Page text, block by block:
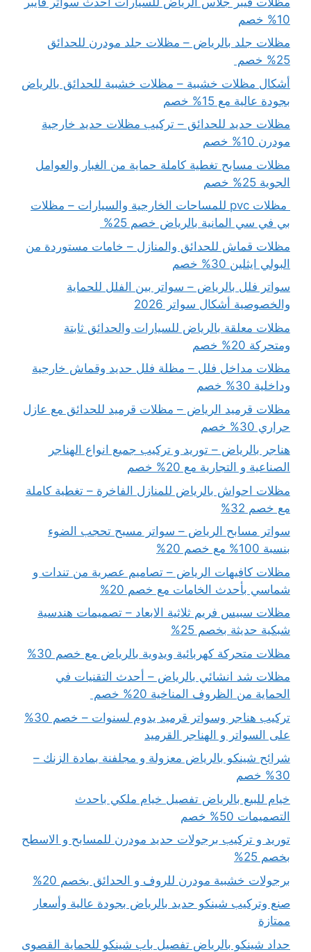
10% خصم
مظلات جلد بالرياض – مظلات جلد مودرن للحدائق
25% خصم
أشكال مظلات خشبية – مظلات خشبية للحدائق بالرياض
بجودة عالية مع 15% خصم
مظلات حديد للحدائق – تركيب مظلات حديد خارجية
مودرن 10% خصم
مظلات مسابح تغطية كاملة حماية من الغبار والعوامل
الجوية 25% خصم
مظلات pvc للمساحات الخارجية والسيارات – مظلات
بي في سي المانية بالرياض خصم 25%
مظلات قماش للحدائق والمنازل – خامات مستوردة من
البولي ايثلين 30% خصم
سواتر فلل بالرياض – سواتر بين الفلل للحماية
والخصوصية أشكال سواتر 2026
مظلات معلقة بالرياض للسيارات والحدائق ثابتة
ومتحركة 20% خصم
مظلات مداخل فلل – مظلة فلل حديد وقماش خارجية
وداخلية 30% خصم
مظلات قرميد الرياض – مظلات قرميد للحدائق مع عازل
حراري 30% خصم
هناجر بالرياض – توريد و تركيب جميع انواع الهناجر
الصناعية و التجارية مع 20% خصم
مظلات احواش بالرياض للمنازل الفاخرة – تغطية كاملة
مع خصم 32%
سواتر مسابح الرياض – سواتر مسبح تحجب الضوء
بنسبة 100% مع خصم 20%
مظلات كافيهات الرياض – تصاميم عصرية من تندات و
شماسي بأحدث الخامات مع خصم 20%
مظلات سبيس فريم ثلاثية الابعاد – تصميمات هندسية
شبكية حديثة بخصم 25%
مظلات متحركة كهربائية ويدوية بالرياض مع خصم 30%
مظلات شد انشائي بالرياض – أحدث التقنيات في
الحماية من الظروف المناخية 20% خصم
تركيب هناجر وسواتر قرميد يدوم لسنوات – خصم 30%
على السواتر و الهناجر القرميد
شرائح شينكو بالرياض معزولة و مجلفنة بمادة الزنك –
30% خصم
خيام للبيع بالرياض تفصيل خيام ملكي باحدث
التصميمات 50% خصم
توريد و تركيب برجولات حديد مودرن للمسابح و الاسطح
بخصم 25%
برجولات خشبية مودرن للروف و الحدائق بخصم 20%
صنع وتركيب شينكو حديد بالرياض بجودة عالية وأسعار
ممتازة
حداد شينكو بالرياض تفصيل باب شينكو للحماية القصوى